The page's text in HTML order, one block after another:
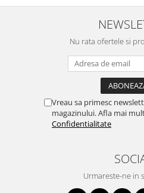
Nu rata ofertele si
Vreau sa primesc
magazinului. Afla mai
Confidentialitate
Urmareste-ne in